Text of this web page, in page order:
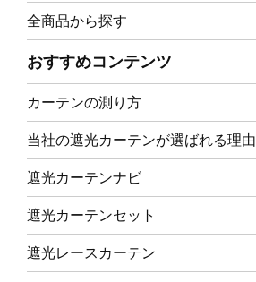
全商品から探す
おすすめコンテンツ
カーテンの測り方
当社の遮光カーテンが選ばれる理由
遮光カーテンナビ
遮光カーテンセット
遮光レースカーテン